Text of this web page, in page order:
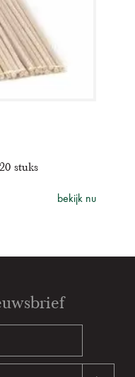
stuks
bekijk nu